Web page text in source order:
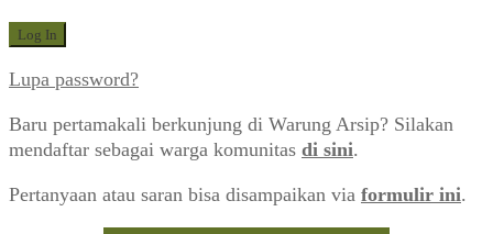
Lupa password?
Baru pertamakali berkunjung di Warung Arsip? Silakan
mendaftar sebagai warga komunitas di sini.
Pertanyaan atau saran bisa disampaikan via formulir ini.